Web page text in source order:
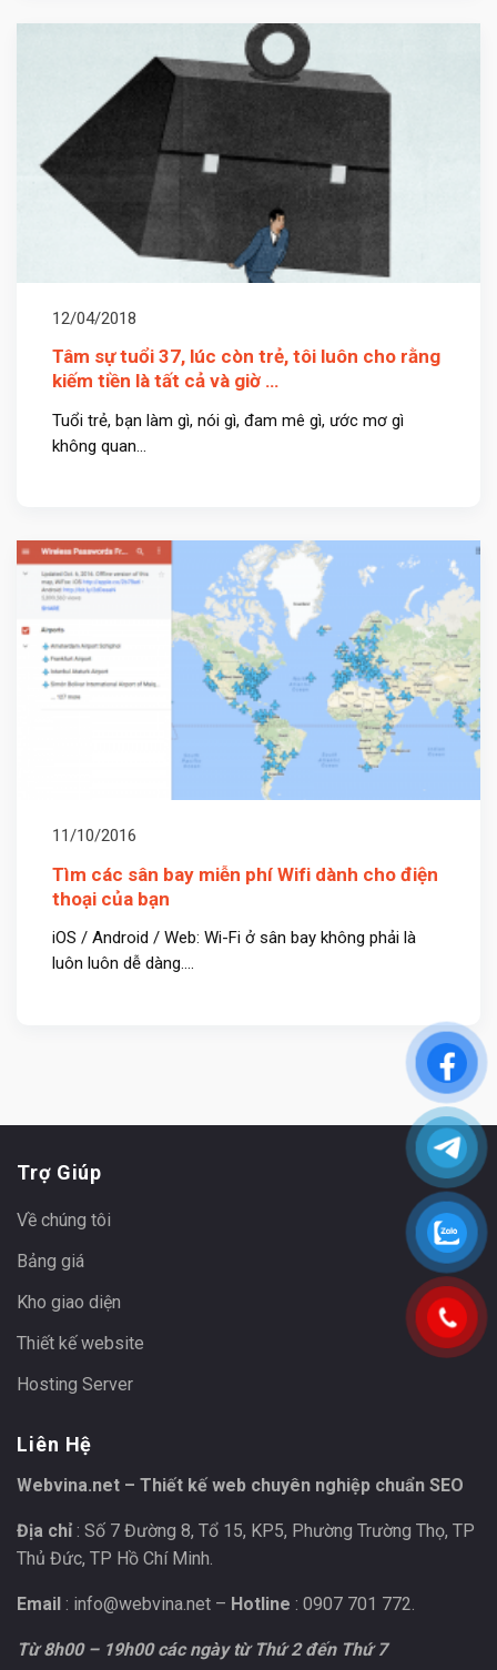
12/04/2018
Tâm sự tuổi 37, lúc còn trẻ, tôi luôn cho rằng
kiếm tiền là tất cả và giờ …
Tuổi trẻ, bạn làm gì, nói gì, đam mê gì, ước mơ gì
không quan...
11/10/2016
Tìm các sân bay miễn phí Wifi dành cho điện
thoại của bạn
iOS / Android / Web: Wi-Fi ở sân bay không phải là
luôn luôn dễ dàng....
Trợ Giúp
Về chúng tôi
Bảng giá
Kho giao diện
Thiết kế website
Hosting Server
Liên Hệ
Webvina.net – Thiết kế web chuyên nghiệp chuẩn SEO
Địa chỉ : Số 7 Đường 8, Tổ 15, KP5, Phường Trường Thọ, TP
Thủ Đức, TP Hồ Chí Minh.
Email : info@webvina.net – Hotline : 0907 701 772.
Từ 8h00 – 19h00 các ngày từ Thứ 2 đến Thứ 7